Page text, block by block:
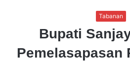
Tabanan
Bupati
Pemelasapasan